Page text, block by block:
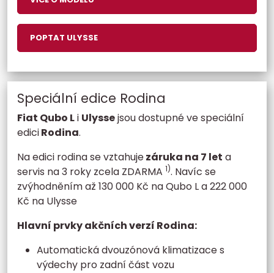
POPTAT ULYSSE
Speciální edice Rodina
Fiat Qubo Li Ulyssejsou dostupné ve speciální
ediciRodina.
Na edici rodina se vztahujezáruka na 7 let a
servis na 3 roky zcela ZDARMA 1). Navíc se
zvýhodněním až 130 000 Kč na Qubo L a 222 000
Kč na Ulysse
Hlavní prvky akčních verzí Rodina:
Automatická dvouzónová klimatizace s
výdechy pro zadní část vozu